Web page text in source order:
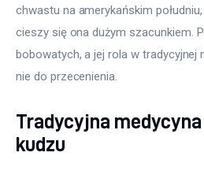
chwastu na amerykańskim
cieszy się ona dużym szacunkiem.
bobowatych, a jej rola w tradycyjnej
nie do przecenienia.
Tradycyjna
kudzu